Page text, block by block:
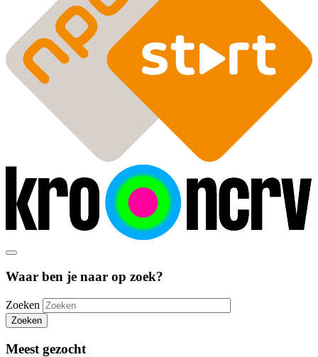
Waar ben je naar op zoek?
Zoeken
Zoeken
Meest gezocht